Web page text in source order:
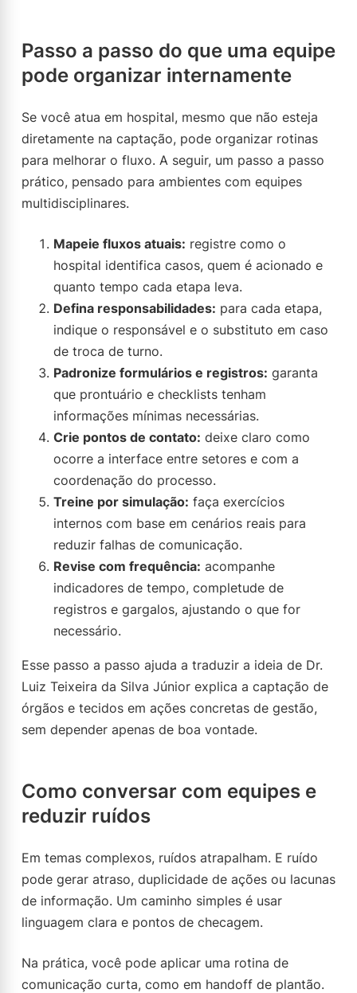
Passo a passo do que uma equipe
pode organizar internamente
Se você atua em hospital, mesmo que não esteja
diretamente na captação, pode organizar rotinas
para melhorar o fluxo. A seguir, um passo a passo
prático, pensado para ambientes com equipes
multidisciplinares.
Mapeie fluxos atuais: registre como o
hospital identifica casos, quem é acionado e
quanto tempo cada etapa leva.
Defina responsabilidades: para cada etapa,
indique o responsável e o substituto em caso
de troca de turno.
Padronize formulários e registros: garanta
que prontuário e checklists tenham
informações mínimas necessárias.
Crie pontos de contato: deixe claro como
ocorre a interface entre setores e com a
coordenação do processo.
Treine por simulação: faça exercícios
internos com base em cenários reais para
reduzir falhas de comunicação.
Revise com frequência: acompanhe
indicadores de tempo, completude de
registros e gargalos, ajustando o que for
necessário.
Esse passo a passo ajuda a traduzir a ideia de Dr.
Luiz Teixeira da Silva Júnior explica a captação de
órgãos e tecidos em ações concretas de gestão,
sem depender apenas de boa vontade.
Como conversar com equipes e
reduzir ruídos
Em temas complexos, ruídos atrapalham. E ruído
pode gerar atraso, duplicidade de ações ou lacunas
de informação. Um caminho simples é usar
linguagem clara e pontos de checagem.
Na prática, você pode aplicar uma rotina de
comunicação curta, como em handoff de plantão.